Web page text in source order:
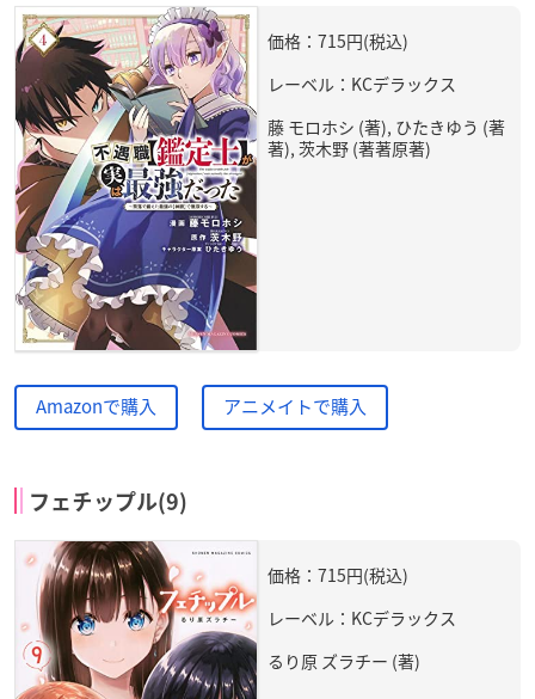
価格：715円(税込)
レーベル：KCデラックス
藤 モロホシ (著), ひたきゆう (著
著), 茨木野 (著著原著)
Amazonで購入 アニメイトで購入
フェチップル(9)
価格：715円(税込)
レーベル：KCデラックス
るり原 ズラチー (著)